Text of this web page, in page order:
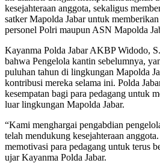
kesejahteraan anggota, sekaligus
satker Mapolda Jabar untuk
personel Polri maupun ASN Mapolda
Kayanma Polda Jabar AKBP Widodo,
bahwa Pengelola kantin sebelumnya,
puluhan tahun di lingkungan Mapolda
kontribusi mereka selama ini. Polda
kesempatan bagi para pedagang untuk
luar lingkungan Mapolda Jabar.
“Kami menghargai pengabdian
telah mendukung kesejahteraan
memotivasi para pedagang untuk terus
ujar Kayanma Polda Jabar.